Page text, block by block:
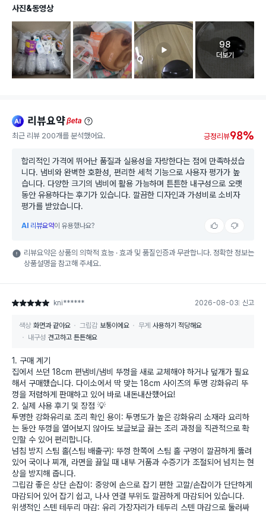
사진&동영상
고객 리뷰
98
더보기
ai 리뷰요약beta
최근 리뷰 200개를 분석했어요. 긍정리뷰98%
합리적인 가격에 뛰어난 품질과 실용성을 자랑한다는 점에 만족하셨습
니다. 냄비와 완벽한 호환성, 편리한 세척 기능으로 사용자 평가가 높
습니다. 다양한 크기의 냄비에 활용 가능하며 튼튼한 내구성으로 오랫
동안 유용하다는 후기가 있습니다. 깔끔한 디자인과 가성비로 소비자
평가를 받았습니다.
AI 리뷰요약이 유용했나요?
리뷰요약은 상품의 의학적 효능 · 효과 및 품질인증과 무관합니다. 정확한 정보는
상품설명을 참고해 주세요.
별점 5점 kni****** 2026-08-03 신고
색상 화면과 같아요 그립감 보통이에요 무게 사용하기 적당해요
내구성 견고하고 튼튼해요
​1. 구매 계기
집에서 쓰던 18cm 편냄비/냄비 뚜껑을 새로 교체해야 하거나 덮개가 필요
해서 구매했습니다. 다이소에서 딱 맞는 18cm 사이즈의 투명 강화유리 뚜
껑을 저렴하게 판매하고 있어 바로 내돈내산했어요!
​2. 실제 사용 후기 및 장점 💡
​투명한 강화유리로 조리 확인 용이: 투명도가 높은 강화유리 소재라 요리하
는 동안 뚜껑을 열어보지 않아도 보글보글 끓는 조리 과정을 직관적으로 확
인할 수 있어 편리합니다.
​넘침 방지 스팀 홀(스팀 배출구): 뚜껑 한쪽에 스팀 홀 구멍이 깔끔하게 뚫려
있어 국이나 찌개, 라면을 끓일 때 내부 거품과 수증기가 조절되어 넘치는 현
상을 방지해 줍니다.
​그립감 좋은 상단 손잡이: 중앙에 손으로 잡기 편한 고깔/손잡이가 단단하게
마감되어 있어 잡기 쉽고, 나사 연결 부위도 깔끔하게 마감되어 있습니다.
​위생적인 스텐 테두리 마감: 유리 가장자리가 테두리 스텐 마감으로 둘러싸